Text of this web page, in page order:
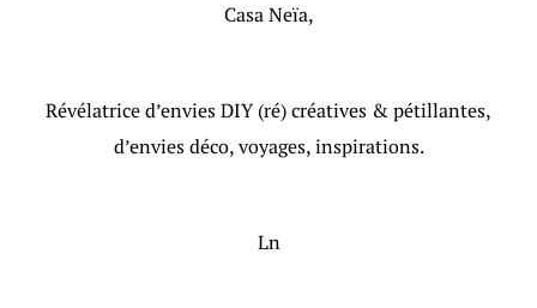
Casa Neïa,
Révélatrice d’envies DIY (ré) créatives & pétillantes,
d’envies déco, voyages, inspirations.
Ln